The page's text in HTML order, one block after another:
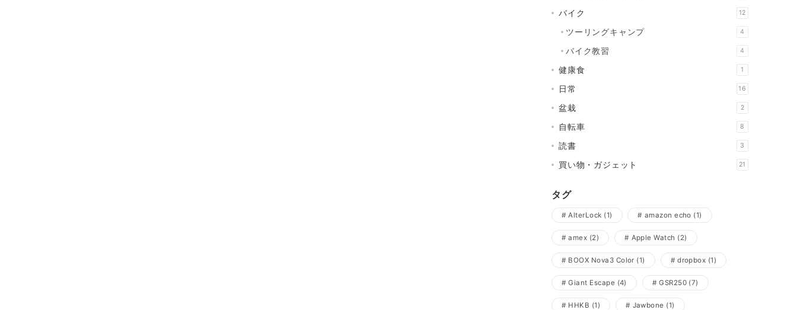
バイク 12
ツーリングキャンプ 4
バイク教習 4
健康食 1
日常 16
盆栽 2
自転車 8
読書 3
買い物・ガジェット 21
タグ
AlterLock (1) amazon echo (1)
amex (2) Apple Watch (2)
BOOX Nova3 Color (1) dropbox (1)
Giant Escape (4) GSR250 (7)
HHKB (1) Jawbone (1)